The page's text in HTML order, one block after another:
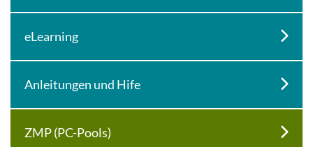
eLearning
Anleitungen und Hife
ZMP (PC-Pools)